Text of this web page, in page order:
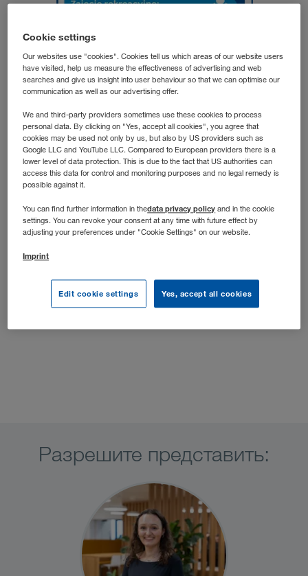
Agnieszka P.
Area Manager
WALTER LEASING
Узнайте больше о её работе в
видео
Разрешите представить:
Cookie settings
Our websites use "cookies". Cookies tell us which areas of our website users
have visited, help us measure the effectiveness of advertising and web
searches and give us insight into user behaviour so that we can optimise our
communication as well as our advertising offer.
We and third-party providers sometimes use these cookies to process
personal data. By clicking on "Yes, accept all cookies", you agree that
cookies may be used not only by us, but also by US providers such as
Google LLC and YouTube LLC. Compared to European providers there is a
lower level of data protection. This is due to the fact that US authorities can
access this data for control and monitoring purposes and no legal remedy is
possible against it.
You can find further information in thedata privacy policy and in the cookie
settings. You can revoke your consent at any time with future effect by
adjusting your preferences under "Cookie Settings" on our website.
Imprint
Edit cookie settings Yes, accept all cookies